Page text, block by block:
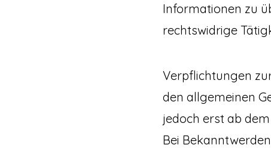
Informationen zu
rechtswidrige
Verpflichtungen
den allgemeinen
jedoch erst ab
Bei